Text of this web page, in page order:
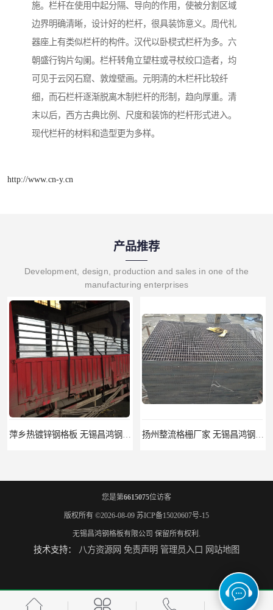
施。栏杆在使用中起分隔、导向的作用，使被分割区域
边界明确清晰，设计好的栏杆，很具装饰意义。周代礼
器座上有类似栏杆的构件。汉代以卧棂式栏杆为多。六
朝盛行钩片勾阑。栏杆转角立望柱或寻杖绞口造者，均
可见于云冈石窟、敦煌壁画。元明清的木栏杆比较纤
细，而石栏杆逐渐脱离木制栏杆的形制，趋向厚重。清
末以后，西方古典比例、尺度和装饰的栏杆形式进入。
现代栏杆的材料和造型更为多样。
http://www.cn-y.cn
产品推荐
Development, design, production and sales in one of the
manufacturing enterprises
萍乡热镀锌钢格板 无锡昌鸿钢格板有限公司 扬州整流格栅厂家 无锡昌鸿钢格板有限公司
宿迁栏杆立柱厂家 无锡昌鸿钢格板有限公司 揭阳整流格栅厂 无锡昌鸿钢格板有限公司
您是第6615075位访客
版权所有 ©2026-08-09 苏ICP备15020607号-15
无锡昌鸿钢格板有限公司 保留所有权利.
技术支持： 八方资源网 免责声明 管理员入口 网站地图